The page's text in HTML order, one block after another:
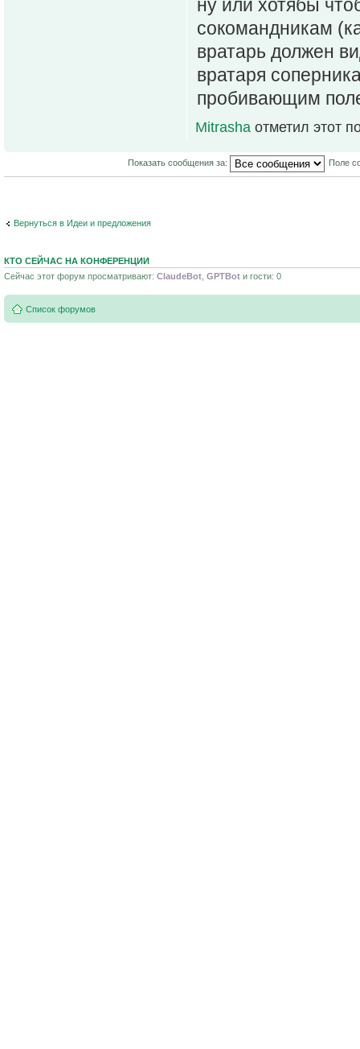
ну или хотябы
сокомандникам
вратарь должен
вратаря
пробивающим
Mitrasha отметил этот
Показать сообщения за: Поле
Вернуться в Идеи и предложения
КТО СЕЙЧАС НА КОНФЕРЕНЦИИ
Сейчас этот форум просматривают: ClaudeBot GPTBot и гости: 0
Список форумов